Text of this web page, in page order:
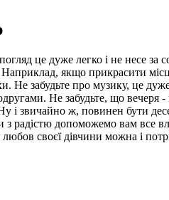
це дуже легко і не несе за
якщо прикрасити
забудьте про музику, це
Не забудьте, що
і звичайно ж, повинен бути
радістю допоможемо вам все
своєї дівчини можна і